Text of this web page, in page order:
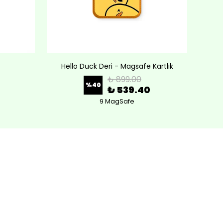
Hello Duck Deri - Magsafe Kartlık
%40 ₺ 899.00
₺ 539.40
9 MagSafe